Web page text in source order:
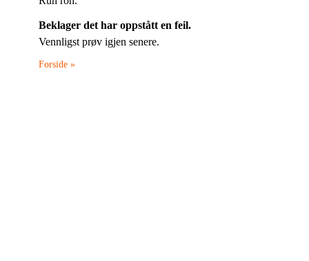
Beklager det har oppstått en feil.
Vennligst prøv igjen senere.
Forside »